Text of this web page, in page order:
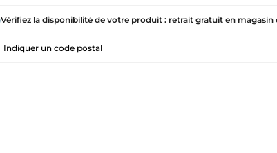
Vérifiez la disponibilité de votre produit : retrait gratuit en magasin
Indiquer un code postal